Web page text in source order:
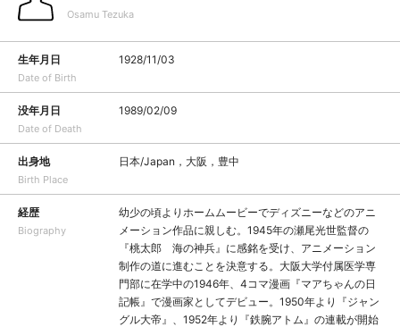
Osamu Tezuka
生年月日
Date of Birth
1928/11/03
没年月日
Date of Death
1989/02/09
出身地
Birth Place
日本/Japan，大阪，豊中
経歴
Biography
幼少の頃よりホームムービーでディズニーなどのアニ
メーション作品に親しむ。1945年の瀬尾光世監督の
『桃太郎 海の神兵』に感銘を受け、アニメーション
制作の道に進むことを決意する。大阪大学付属医学専
門部に在学中の1946年、4コマ漫画『マアちゃんの日
記帳』で漫画家としてデビュー。1950年より『ジャン
グル大帝』、1952年より『鉄腕アトム』の連載が開始